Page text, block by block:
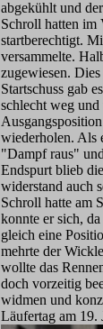
abgekühlt und
Schroll hatten im
startberechtigt.
versammelte.
zugewiesen.
Startschuss gab
schlecht weg
wiederholen. Als
"Dampf raus"
Endspurt blieb
widerstand auch
Schroll hatte am
konnte er sich,
gleich eine
mehrte der
wollte das
doch vorzeitig
widmen und
Läufertag am 19.